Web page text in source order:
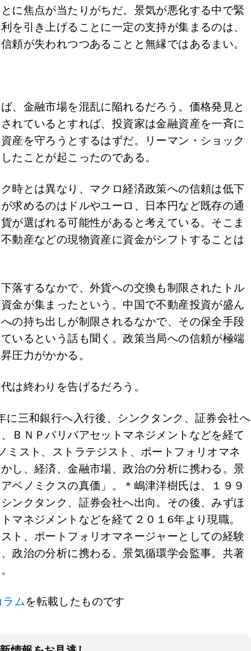
に焦点が当たりがちだ。景気が悪化する中で緊
を引き上げることに一定の支持が集まるのは、
頼が失われつつあることと無縁ではあるまい。
、金融市場を混乱に陥れるだろう。価格発見と
れているとすれば、投資家は金融資産を一斉に
産を守ろうとするはずだ。リーマン・ショック
たことが起こったのである。
時とは異なり、マクロ経済政策への信頼は低下
求めるのはドルやユーロ、日本円など既存の通
が選ばれる可能性があると考えている。そこま
動産などの現物資産に資金がシフトすることは
落するなかで、外貨への交換も制限されたトル
金が集まったという。中国で不動産投資が盛ん
の持ち出しが制限されるなかで、その保全手段
いるという話も聞く。政策当局への信頼が極端
圧力がかかる。
は終わりを告げるだろう。
に三和銀行へ入行後、シンクタンク、証券会社へ
ＢＮＰパリバアセットマネジメントなどを経て
ミスト、ストラテジスト、ポートフォリオマネ
し、経済、金融市場、政治の分析に携わる。景
ベノミクスの真価」。＊嶋津洋樹氏は、１９９
ンクタンク、証券会社へ出向。その後、みずほ
マネジメントなどを経て２０１6年より現職。
ト、ポートフォリオマネージャーとしての経験
政治の分析に携わる。景気循環学会監事。共著
ムを転載したものです